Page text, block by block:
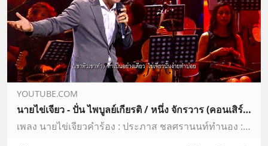
YOUTUBE.COM
นายไข่เจียว - ปั่น ไพบูลย์เกียรติ / หนึ่ง จักรวาร (คอนเสิร์ตเพลงประภาส 2)
เพลง นายไข่เจียวคำร้อง : ประภาส ชลศรานนท์ทำนอง : ทรงวุฒิ จรูญเรืองฤทธิ์เรียบเรียง : จักรพัฒน์ เอี่ยมหนุน และ จักรวาร เสาธงยุติธรรมบันทึกการแสดงสด คอนเสิร์ตเพ...